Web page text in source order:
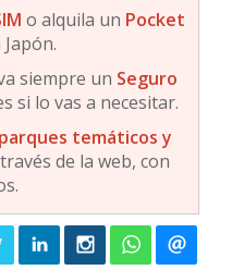
o alquila un Pocket
siempre un Seguro
si lo vas a necesitar.
temáticos y
de la web, con